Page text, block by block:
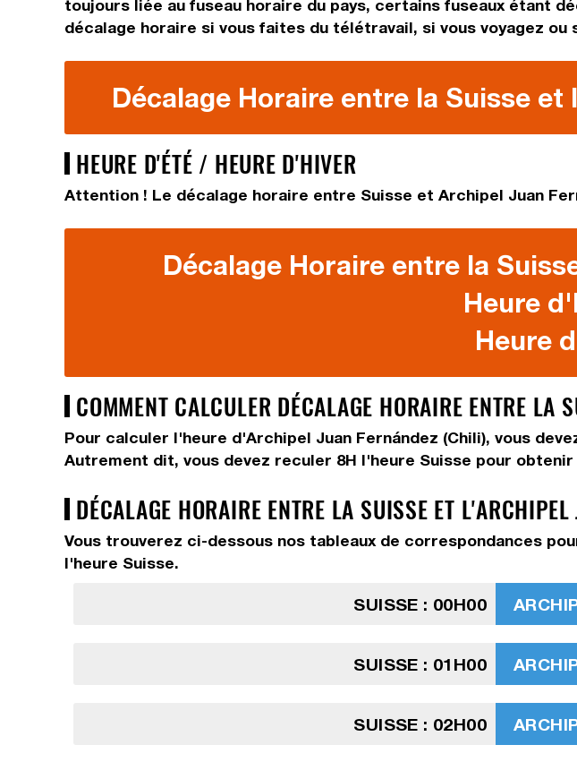
toujours liée au fuseau horaire du pays, certains fuseaux étant
décalage horaire si vous faites du télétravail, si vous voyagez
Décalage Horaire entre la Suisse
HEURE D'ÉTÉ / HEURE D'HIVER
Attention ! Le décalage horaire entre Suisse et Archipel Juan
Décalage Horaire entre la
Heure
Heure
COMMENT CALCULER DÉCALAGE HORAIRE ENTRE
Pour calculer l'heure d'Archipel Juan Fernández (Chili), vous
Autrement dit, vous devez reculer 8H l'heure Suisse pour
DÉCALAGE HORAIRE ENTRE LA SUISSE ET
Vous trouverez ci-dessous nos tableaux de correspondances
l'heure Suisse.
SUISSE : 00H00
SUISSE : 01H00
SUISSE : 02H00